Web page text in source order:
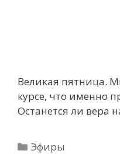
Великая пятница.
курсе, что именно
Останется ли вера
Рубрики
Эфиры